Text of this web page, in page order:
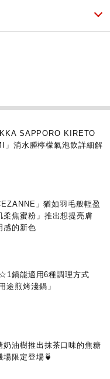
SAPPORO KIRETO
」消水腫檸檬氣泡飲詳細解
」猶如羽毛般輕盈
柔焦蜜粉」推出想提亮膚
感的新色
鍋能適用6種調理方式
途煎烤淺鍋」
奶油樹推出抹茶口味的焦糖
場限定登場🍵